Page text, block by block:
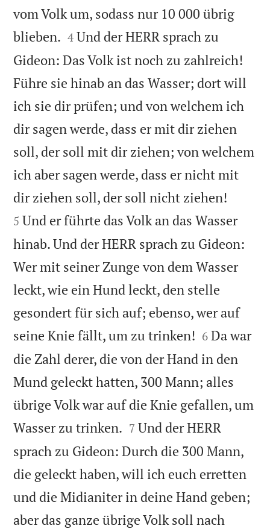
vom Volk um, sodass nur 10 000 übrig
blieben. 

4 Und der HERR sprach zu
Gideon: Das Volk ist noch zu zahlreich!
Führe sie hinab an das Wasser; dort will
ich sie dir prüfen; und von welchem ich
dir sagen werde, dass er mit dir ziehen
soll, der soll mit dir ziehen; von welchem
ich aber sagen werde, dass er nicht mit
dir ziehen soll, der soll nicht ziehen!
5 Und er führte das Volk an das Wasser
hinab. Und der HERR sprach zu Gideon:
Wer mit seiner Zunge von dem Wasser
leckt, wie ein Hund leckt, den stelle
gesondert für sich auf; ebenso, wer auf
seine Knie fällt, um zu trinken! 

6 Da war
die Zahl derer, die von der Hand in den
Mund geleckt hatten, 300 Mann; alles
übrige Volk war auf die Knie gefallen, um
Wasser zu trinken. 

7 Und der HERR
sprach zu Gideon: Durch die 300 Mann,
die geleckt haben, will ich euch erretten
und die Midianiter in deine Hand geben;
aber das ganze übrige Volk soll nach